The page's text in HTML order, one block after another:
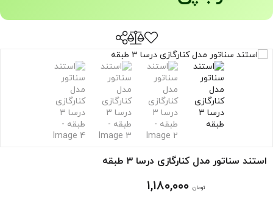
استند سناتور مدل کنارگازی درسا ۳ طبقه
تومان